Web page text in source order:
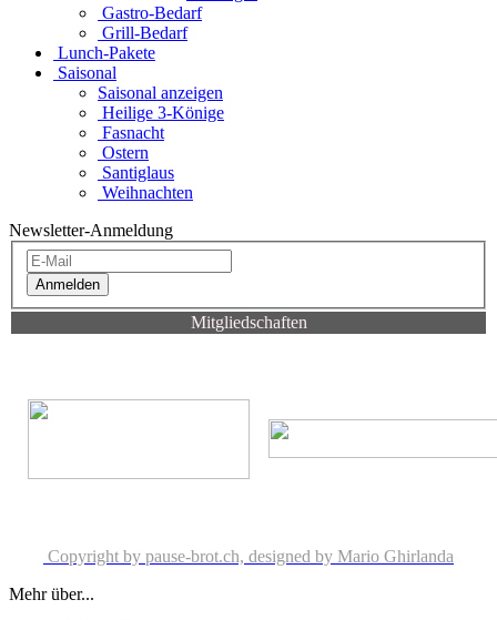
Gastro-Bedarf
Grill-Bedarf
Lunch-Pakete
Saisonal
Saisonal anzeigen
Heilige 3-Könige
Fasnacht
Ostern
Santiglaus
Weihnachten
Newsletter-Anmeldung
Anmelden
Mitgliedschaften
Copyright by pause-brot.ch, designed by Mario Ghirlanda
Mehr über...